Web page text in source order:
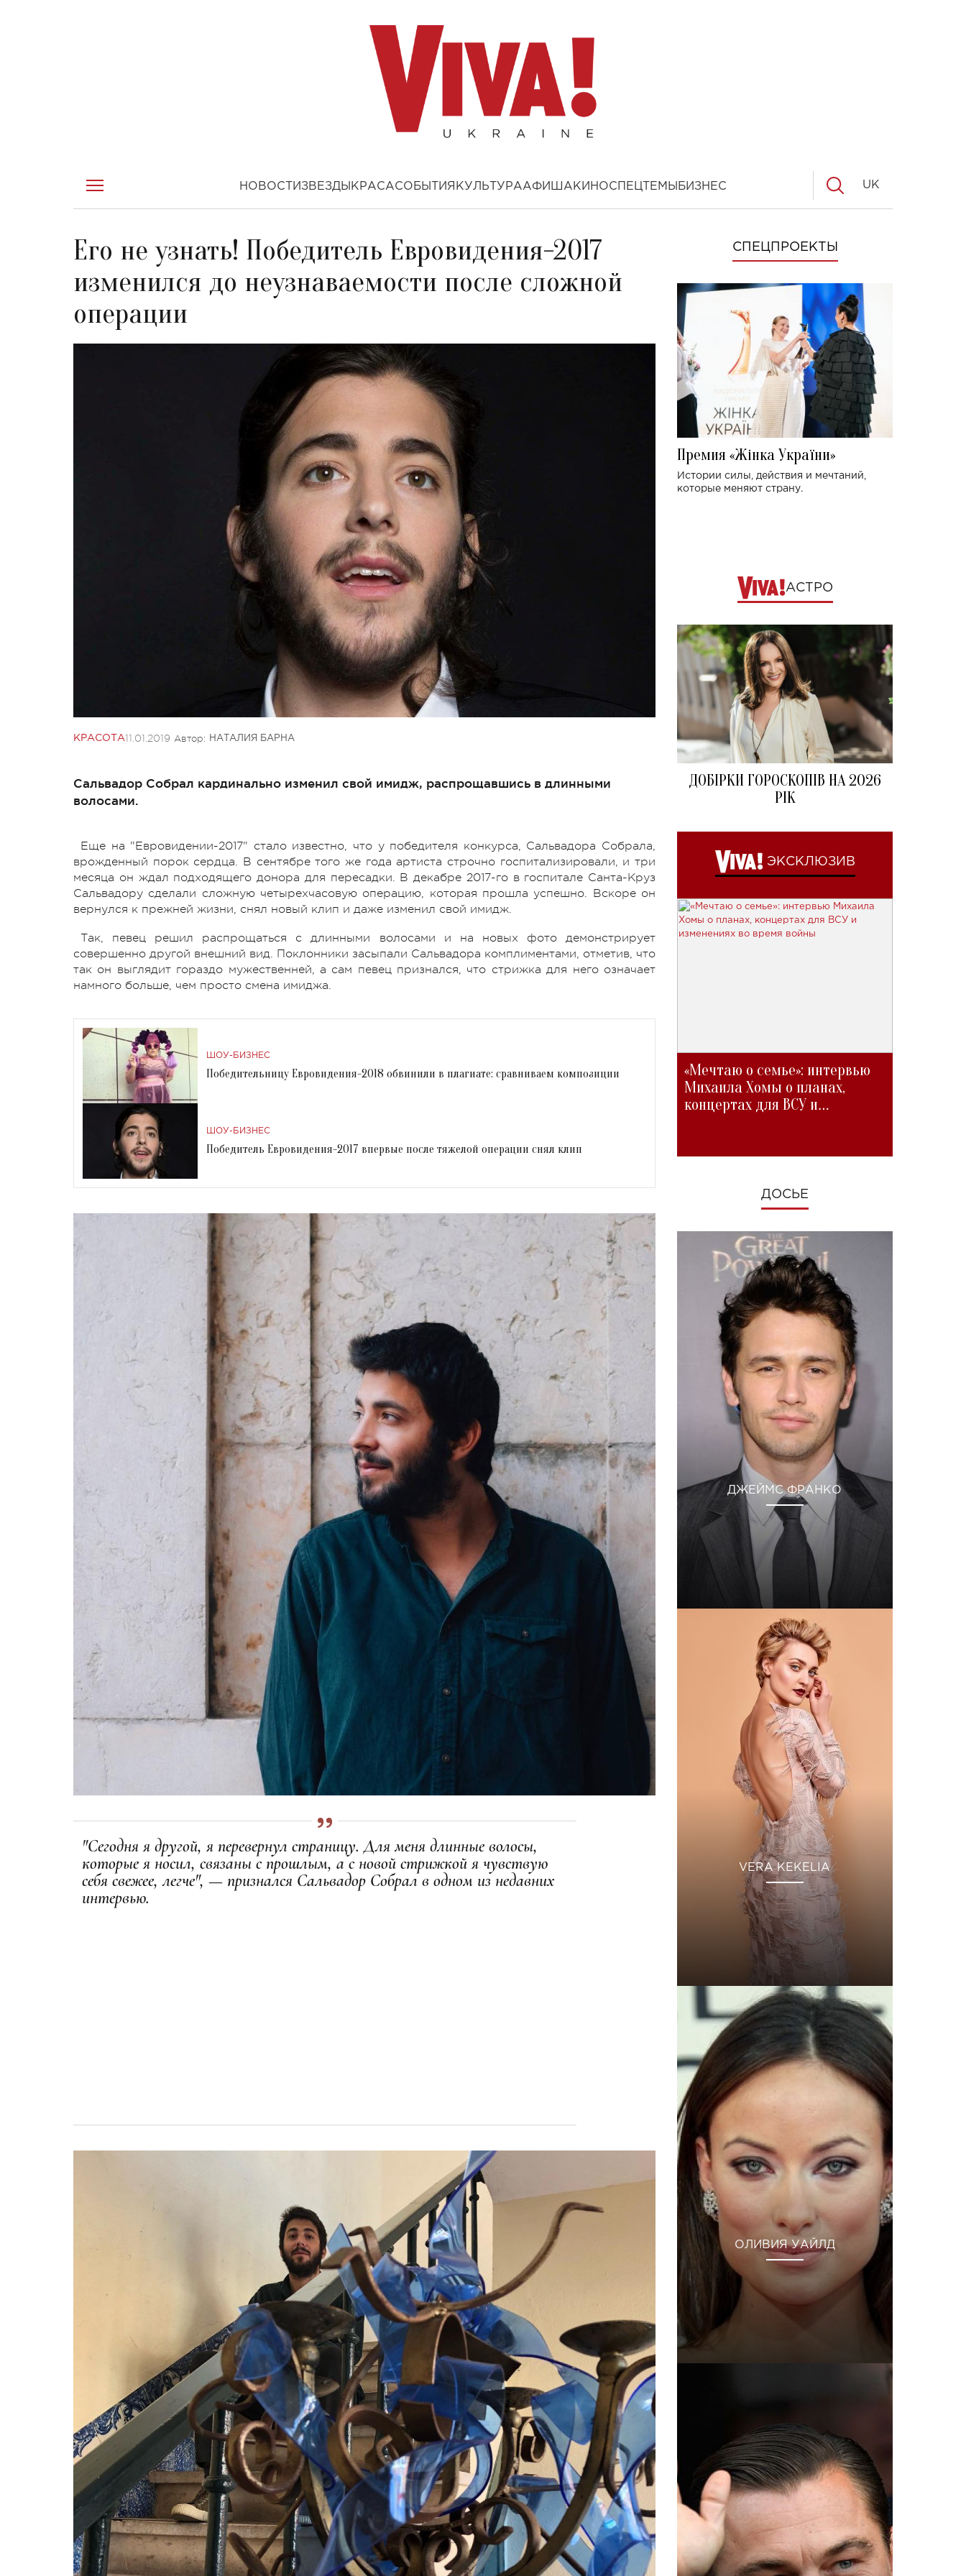
НОВОСТИ ЗВЕЗДЫ КРАСАСОБЫТИЯ КУЛЬТУРААФИША КИНОСПЕЦТЕМЫ БИЗНЕС UK
Его не узнать! Победитель Евровидения-2017
изменился до неузнаваемости после сложной
операции
КРАСОТА11.01.2019 Автор: НАТАЛИЯ БАРНА
Сальвадор Собрал кардинально изменил свой имидж, распрощавшись в длинными
волосами.
Еще на "Евровидении-2017" стало известно, что у победителя конкурса, Сальвадора Собрала,
врожденный порок сердца. В сентябре того же года артиста строчно госпитализировали, и три
месяца он ждал подходящего донора для пересадки. В декабре 2017-го в госпитале Санта-Круз
Сальвадору сделали сложную четырехчасовую операцию, которая прошла успешно. Вскоре он
вернулся к прежней жизни, снял новый клип и даже изменил свой имидж.
Так, певец решил распрощаться с длинными волосами и на новых фото демонстрирует
совершенно другой внешний вид. Поклонники засыпали Сальвадора комплиментами, отметив, что
так он выглядит гораздо мужественней, а сам певец признался, что стрижка для него означает
намного больше, чем просто смена имиджа.
ШОУ-БИЗНЕС
Победительницу Евровидения-2018 обвинили в плагиате: сравниваем композиции
ШОУ-БИЗНЕС
Победитель Евровидения-2017 впервые после тяжелой операции снял клип
"Сегодня я другой, я перевернул страницу. Для меня длинные волосы,
которые я носил, связаны с прошлым, а с новой стрижкой я чувствую
себя свежее, легче", — признался Сальвадор Собрал в одном из недавних
интервью.
СПЕЦПРОЕКТЫ
Премия «Жінка України»
Истории силы, действия и мечтаний,
которые меняют страну.
АСТРО
ДОБІРКИ ГОРОСКОПІВ НА 2026
РІК
ЭКСКЛЮЗИВ
«Мечтаю о семье»: интервью
Михаила Хомы о планах,
концертах для ВСУ и
ДОСЬЕ
ДЖЕЙМС ФРАНКО
VERA KEKELIA
ОЛИВИЯ УАЙЛД